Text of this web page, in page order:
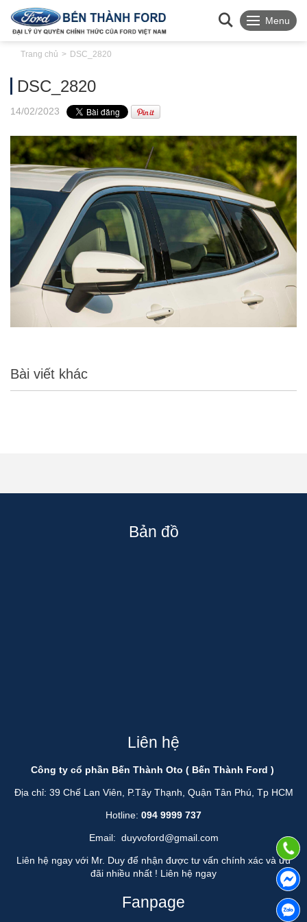
Menu
Trang chủ DSC_2820
DSC_2820
14/02/2023
Bài viết khác
Bản đồ
Liên hệ
Công ty cổ phần Bến Thành Oto ( Bến Thành Ford )
Địa chỉ: 39 Chế Lan Viên, P.Tây Thạnh, Quận Tân Phú, Tp HCM
Hotline: 094 9999 737
Email: duyvoford@gmail.com
Liên hệ ngay với Mr. Duy để nhận được tư vấn chính xác và ưu
đãi nhiều nhất ! Liên hệ ngay
Fanpage